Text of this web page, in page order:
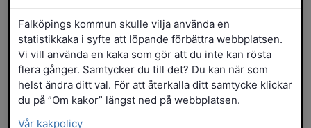
Här finns aktuell information om viktiga
händelser som vattenläckor, särskilda
öppettider, vägarbeten och snöröjning.
Om du vill få notiser om till exempel
vattenavstängning och vårsopning är ett
tips att du registrerar dig i vår SMS-
tjänst.
Falköpings kommun skulle vilja använda en
statistikkaka i syfte att löpande förbättra webbplatsen.
Vi vill använda en kaka som gör att du inte kan rösta
flera gånger. Samtycker du till det? Du kan när som
helst ändra ditt val. För att återkalla ditt samtycke klickar
du på ”Om kakor” längst ned på webbplatsen.
Vår kakpolicy